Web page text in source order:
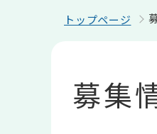
トップページ
募集